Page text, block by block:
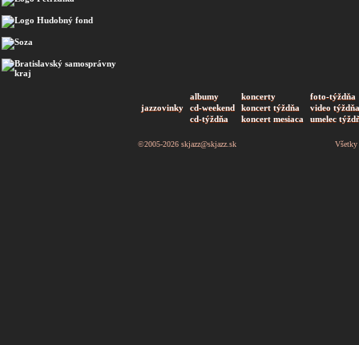
jazzovinky
albumy koncerty
foto-týždňa
cd-weekend
koncert týždňa
video týždňa
cd-týždňa
koncert mesiaca umelec
©2005-2026 skjazz@skjazz.sk Všetky